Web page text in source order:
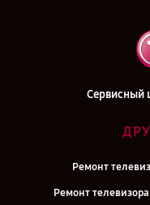
Сервисный
Ремонт
Ремонт